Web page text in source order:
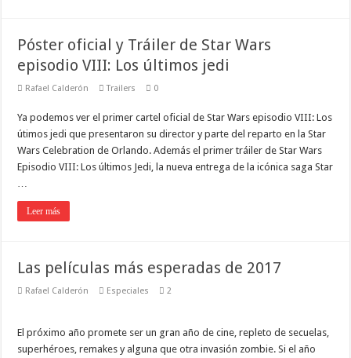
Póster oficial y Tráiler de Star Wars
episodio VIII: Los últimos jedi
Rafael Calderón Trailers 0
Ya podemos ver el primer cartel oficial de Star Wars episodio VIII: Los
útimos jedi que presentaron su director y parte del reparto en la Star
Wars Celebration de Orlando. Además el primer tráiler de Star Wars
Episodio VIII: Los últimos Jedi, la nueva entrega de la icónica saga Star
Leer más
Las películas más esperadas de 2017
Rafael Calderón Especiales 2
El próximo año promete ser un gran año de cine, repleto de secuelas,
superhéroes, remakes y alguna que otra invasión zombie. Si el año